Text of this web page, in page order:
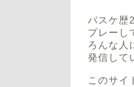
バスケ歴
プレーし
ろんな人
発信して
このサイ